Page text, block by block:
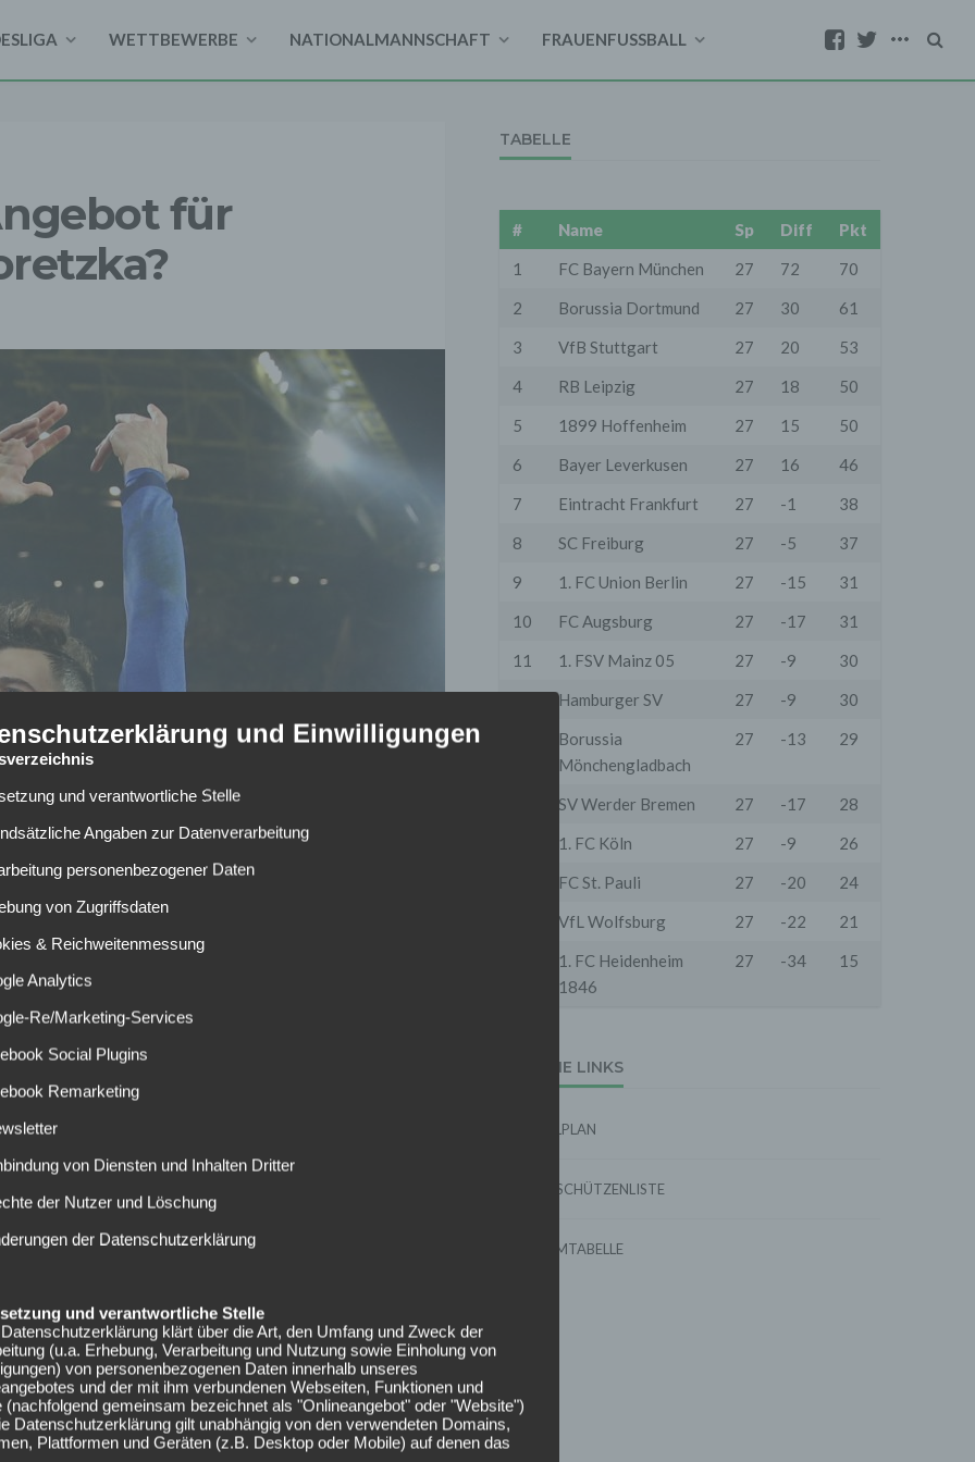
WETTBEWERBE NATIONALMANNSCHAFT FRAUENFUSSBALL
für
Mittelfeldtalenten in Europa. Nach seiner
gebürtige Bochumer im Derby gegen Borussia
brachte frischen Wind in das Schalker Spiel und so
dass man das Spiel noch in ein 4:4 drehen konnte.
dem Nationalspieler jüngst ein neues Angebot zur
könnte der Goretzka künftig bis zu 12 Millionen Euro
klubinterne Gehaltsgrenze bei 10 Millionen Euro pro
im mittleren zweistelligen Millionenbereich
die Möglichkeit hätte, bei einem internationalen Top-
verlängert, ist nicht unwahrscheinlich. Mit seinen erst
auf Schalke bleiben und dann erst wechseln. Zudem sind
Hause.
große Bedeutung im Zusammenhang mit der
es immer wichtig, dass er sieht, dass auf Schalke was
ließ der 54-Jährige im Gespräch mit der Zeitung
sein, wie sich der 22-Jährige in den kommenden
TABELLE
# Name Sp Diff
Pkt
1
FC Bayern München 27 72
70
2
Borussia Dortmund 27 30
61
3
VfB Stuttgart 27 20
53
4
RB Leipzig 27 18
50
5
1899 Hoffenheim 27 15
50
6
Bayer Leverkusen 27 16
46
7
Eintracht Frankfurt 27 -1
38
8
SC Freiburg 27 -5
37
9
1. FC Union Berlin 27 -15
31
10
FC Augsburg 27 -17
31
11
1. FSV Mainz 05 27 -9
30
Hamburger SV 27 -9
30
Borussia
Mönchengladbach
27 -13 29
SV Werder Bremen 27 -17
28
1. FC Köln 27 -9
26
FC St. Pauli 27 -20
24
VfL Wolfsburg 27 -22
21
1. FC Heidenheim
1846
27 -34 15
EXTERNE LINKS
SPIELPLAN
TORSCHÜTZENLISTE
FORMTABELLE
und Einwilligungen
und verantwortliche Stelle
Angaben zur Datenverarbeitung
personenbezogener Daten
von Zugriffsdaten
& Reichweitenmessung
Analytics
Re/Marketing-Services
Social Plugins
Remarketing
von Diensten und Inhalten Dritter
der Nutzer und Löschung
der Datenschutzerklärung
und verantwortliche Stelle
klärt über die Art, den Umfang und Zweck der
(u.a. Erhebung, Verarbeitung und Nutzung sowie Einholung von
von personenbezogenen Daten innerhalb unseres
und der mit ihm verbundenen Webseiten, Funktionen und
(nachfolgend gemeinsam bezeichnet als "Onlineangebot" oder "Website")
Datenschutzerklärung gilt unabhängig von den verwendeten Domains,
Plattformen und Geräten (z.B. Desktop oder Mobile) auf denen das